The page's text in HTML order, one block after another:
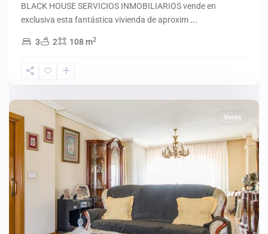
BLACK HOUSE SERVICIOS INMOBILIARIOS vende en
exclusiva esta fantástica vivienda de aproxim ...
3 2 108 m2
Venta